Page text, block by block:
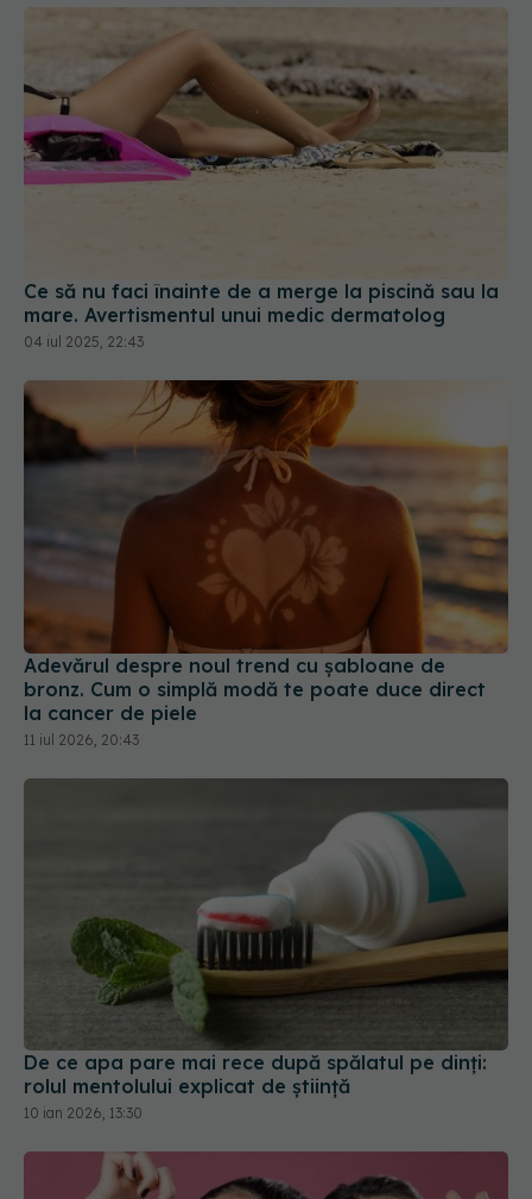
Ce să nu faci înainte de a merge la piscină sau la
Adevărul despre noul trend cu șabloane de
bronz. Cum o simplă modă te poate duce direct
la cancer de piele
11 iul 2026, 20:43
De ce apa pare mai rece după spălatul pe dinți:
rolul mentolului explicat de știință
10 ian 2026, 13:30